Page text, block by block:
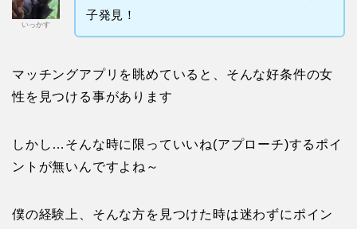
いっかす
子発見！
マッチングアプリを眺めていると、そんな好条件の女
性を見つける事があります
しかし…そんな時に限っていいね(アプローチ)するポイ
ントが無いんですよね～
僕の経験上、そんな方を見つけた時は迷わずにポイン